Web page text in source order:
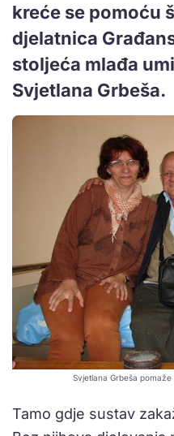
kreće se pomoću
djelatnica
stoljeća mlađa
Svjetlana Grbeša.
Svjetlana Grbeša
Tamo gdje sustav